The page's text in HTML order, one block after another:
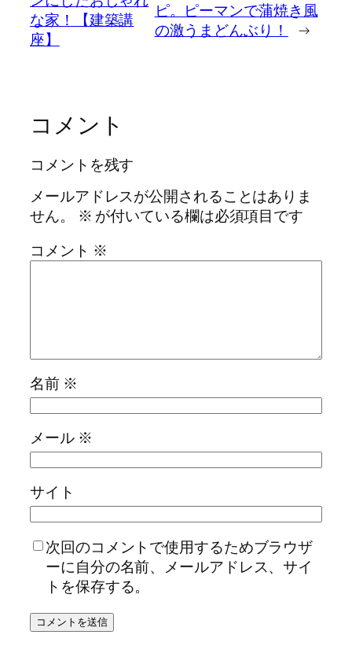
な家！【建築講
座】
ピ。ピーマンで蒲焼き風
の激うまどんぶり！
→
コメント
コメントを残す
メールアドレスが公開されることはありま
せん。
※ が付いている欄は必須項目です
コメント ※
名前 ※
メール ※
サイト
次回のコメントで使用するためブラウザ
ーに自分の名前、メールアドレス、サイ
トを保存する。